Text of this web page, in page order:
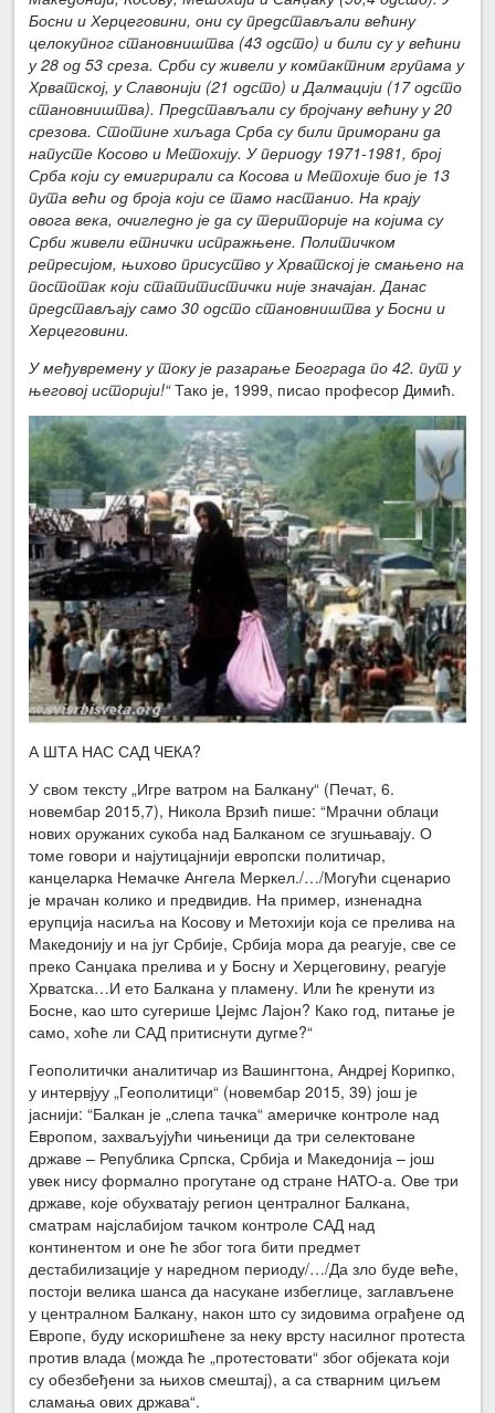
Босни и Херцеговини, они су представљали већину
целокупног становништва (43 одсто) и били су у већини
у 28 од 53 среза. Срби су живели у компактним групама у
Хрватској, у Славонији (21 одсто) и Далмацији (17 одсто
становништва). Представљали су бројчану већину у 20
срезова. Стотине хиљада Срба су били приморани да
напусте Косово и Метохију. У периоду 1971-1981, број
Срба који су емигрирали са Косова и Метохије био је 13
пута већи од броја који се тамо настанио. На крају
овога века, очигледно је да су територије на којима су
Срби живели етнички испражњене. Политичком
репресијом, њихово присуство у Хрватској је смањено на
постотак који статитистички није значајан. Данас
представљају само 30 одсто становништва у Босни и
Херцеговини.
У међувремену у току је разарање Београда по 42. пут у
његовој историји!“Тако је, 1999, писао професор Димић.
А ШТА НАС САД ЧЕКА?
У свом тексту „Игре ватром на Балкану“ (Печат, 6.
новембар 2015,7), Никола Врзић пише: “Мрачни облаци
нових оружаних сукоба над Балканом се згушњавају. О
томе говори и најутицајнији европски политичар,
канцеларка Немачке Ангела Меркел./…/Могући сценарио
је мрачан колико и предвидив. На пример, изненадна
ерупција насиља на Косову и Метохији која се прелива на
Македонију и на југ Србије, Србија мора да реагује, све се
преко Санџака прелива и у Босну и Херцеговину, реагује
Хрватска…И ето Балкана у пламену. Или ће кренути из
Босне, као што сугерише Џејмс Лајон? Како год, питање је
само, хоће ли САД притиснути дугме?“
Геополитички аналитичар из Вашингтона, Андреј Корипко,
у интервјуу „Геополитици“ (новембар 2015, 39) још је
јаснији: “Балкан је „слепа тачка“ америчке контроле над
Европом, захваљујући чињеници да три селектоване
државе – Република Српска, Србија и Македонија – још
увек нису формално прогутане од стране НАТО-а. Ове три
државе, које обухватају регион централног Балкана,
сматрам најслабијом тачком контроле САД над
континентом и оне ће због тога бити предмет
дестабилизације у наредном периоду/…/Да зло буде веће,
постоји велика шанса да насукане избеглице, заглављене
у централном Балкану, након што су зидовима ограђене од
Европе, буду искоришћене за неку врсту насилног протеста
против влада (можда ће „протестовати“ због објеката који
су обезбеђени за њихов смештај), а са стварним циљем
сламања ових држава“.